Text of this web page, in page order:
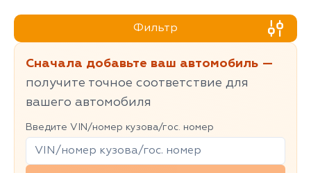
Фильтр
Сначала добавьте ваш автомобиль —
получите точное соответствие для
вашего автомобиля
Введите VIN/номер кузова/гос. номер